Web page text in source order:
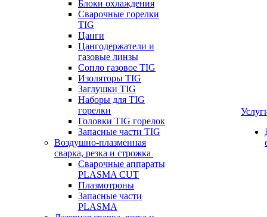
Блоки охлаждения
Сварочные горелки
TIG
Цанги
Цангодержатели и
газовые линзы
Сопло газовое TIG
Изоляторы TIG
Заглушки TIG
Наборы для TIG
горелки
Головки TIG горелок
Запасные части TIG
Воздушно-плазменная
сварка, резка и строжка
Сварочные аппараты
PLASMA CUT
Плазмотроны
Запасные части
PLASMA